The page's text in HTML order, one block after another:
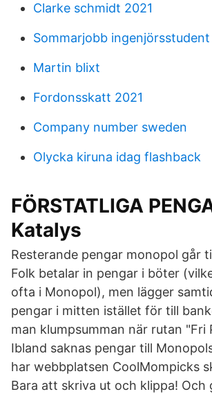
Clarke schmidt 2021
Sommarjobb ingenjörsstudent
Martin blixt
Fordonsskatt 2021
Company number sweden
Olycka kiruna idag flashback
FÖRSTATLIGA
Katalys
Resterande pengar monopol går
Folk betalar in pengar i böter
ofta i Monopol), men lägger
pengar i mitten istället för till
man klumpsumman när rutan "Fri
Ibland saknas pengar till
har webbplatsen CoolMompicks
Bara att skriva ut och klippa! Och